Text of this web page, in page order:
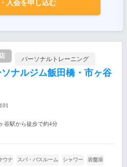
入会を申し込む
パーソナルトレーニング
ナルジム飯田橋・市ヶ谷
谷駅から徒歩で約4分
ウナ スパ・バスルーム シャワー 岩盤浴